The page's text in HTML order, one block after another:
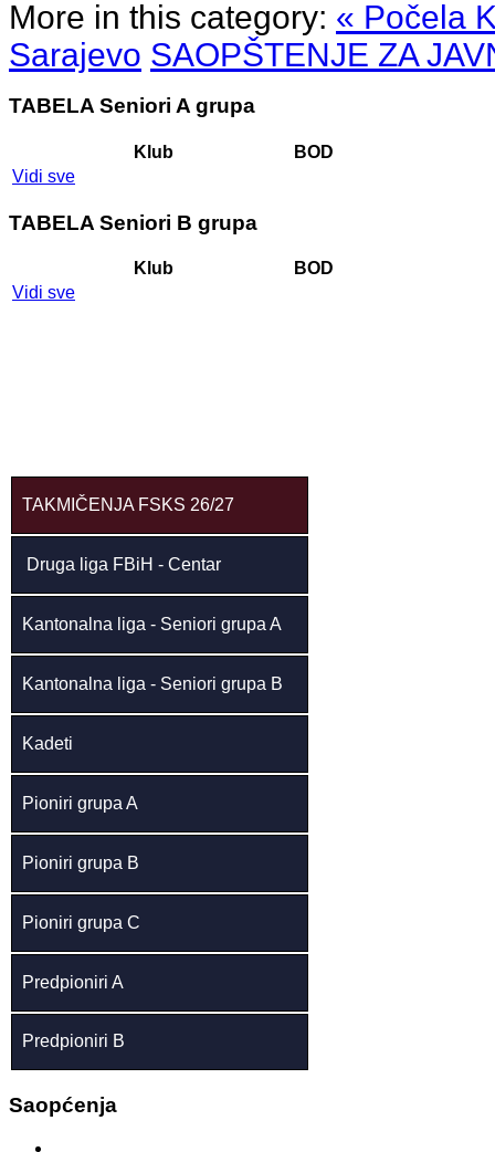
More in this category: « Počela
Sarajevo SAOPŠTENJE ZA
TABELA Seniori A grupa
Klub
BOD
Vidi sve
TABELA Seniori B grupa
Klub
BOD
Vidi sve
TAKMIČENJA FSKS 26/27
Druga liga FBiH - Centar
Kantonalna liga - Seniori grupa A
Kantonalna liga - Seniori grupa B
Kadeti
Pioniri grupa A
Pioniri grupa B
Pioniri grupa C
Predpioniri A
Predpioniri B
Saopćenja